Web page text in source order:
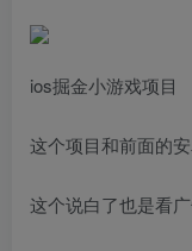
ios掘金小游戏项目
这个项目和前面的
这个说白了也是看